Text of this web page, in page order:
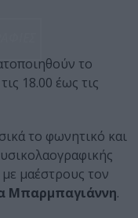
το
18.00 έως τις
το φωνητικό και
με μαέστρους τον
Μπαρμπαγιάννη.